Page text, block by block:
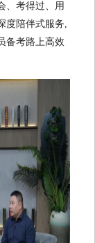
、考得过、用
度陪伴式服务,
备考路上高效